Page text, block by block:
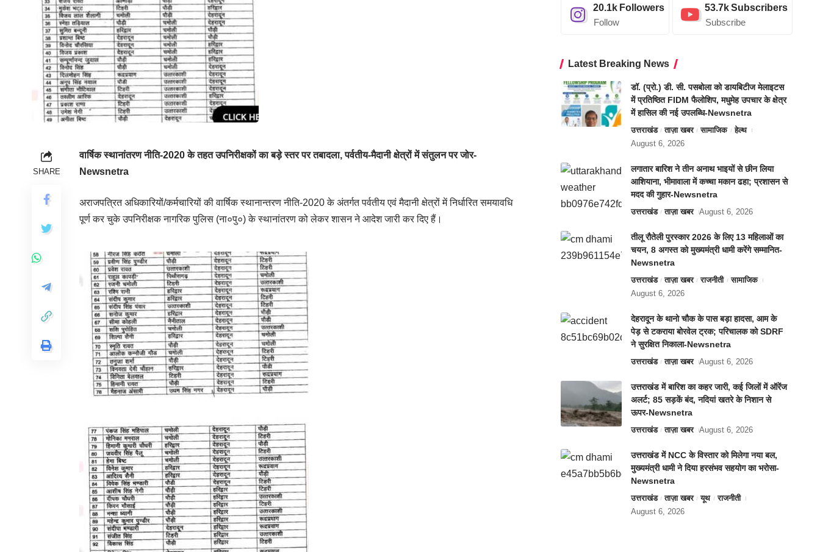
SHARE
वार्षिक स्थानांतरण नीति-2020 के तहत उपनिरीक्षकों का बड़े स्तर पर तबादला, पर्वतीय-मैदानी क्षेत्रों में संतुलन पर जोर-
Newsnetra
अराजपत्रित अधिकारियों/कर्मचारियों की वार्षिक स्थानान्तरण नीति-2020 के अंतर्गत पर्वतीय एवं मैदानी क्षेत्रों में निर्धारित समयावधि
पूर्ण कर चुके उपनिरीक्षक नागरिक पुलिस (ना०पु०) के स्थानांतरण को लेकर शासन ने आदेश जारी कर दिए हैं।
20.1k Followers
Follow
53.7kSubscribers
Subscribe
Latest Breaking News
डॉ. (प्रो.) डी. सी. पसबोला को डायबिटीज मेलाइटस
में प्रतिष्ठित FIDM फैलोशिप, मधुमेह उपचार के क्षेत्र
में हासिल की नई उपलब्धि-Newsnetra
उत्तराखंड ताज़ा खबर सामाजिक
हेल्थ
August 6, 2026
लगातार बारिश ने तीन अनाथ भाइयों से छीन लिया
आशियाना, भीमावाला में कच्चा मकान ढहा; प्रशासन से
मदद की गुहार-Newsnetra
उत्तराखंड ताज़ा खबर August 6, 2026
तीलू रौतेली पुरस्कार 2026 के लिए 13 महिलाओं का
चयन, 8 अगस्त को मुख्यमंत्री धामी करेंगे सम्मानित-
Newsnetra
उत्तराखंड ताज़ा खबर राजनीती
सामाजिक
August 6, 2026
देहरादून के थानो चौक के पास बड़ा हादसा, आम के
पेड़ से टकराया बोरवेल ट्रक; परिचालक को SDRF
ने सुरक्षित निकाला-Newsnetra
उत्तराखंड ताज़ा खबर August 6, 2026
उत्तराखंड में बारिश का कहर जारी, कई जिलों में ऑरेंज
अलर्ट; 85 सड़कें बंद, नदियां खतरे के निशान से
ऊपर-Newsnetra
उत्तराखंड ताज़ा खबर August 6, 2026
उत्तराखंड में NCC के विस्तार को मिलेगा नया बल,
मुख्यमंत्री धामी ने दिया हरसंभव सहयोग का भरोसा-
Newsnetra
उत्तराखंड ताज़ा खबर यूथ
राजनीती
August 6, 2026